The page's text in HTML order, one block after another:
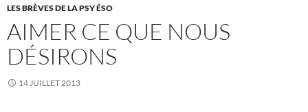
LES BRÈVES DE LA PSY ÉSO
AIMER CE QUE NOUS
DÉSIRONS
14 JUILLET 2013